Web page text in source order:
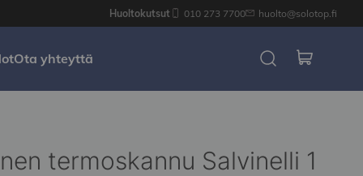
Huoltokutsut 010 273 7700 huolto@solotop.fi
Ota yhteyttä
termoskannu Salvinelli 1